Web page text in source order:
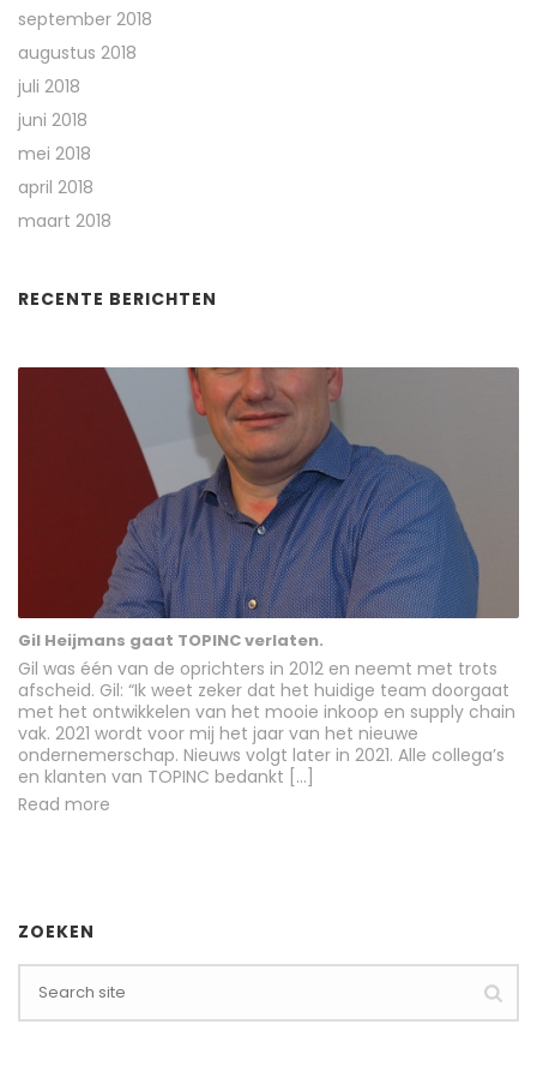
september 2018
augustus 2018
juli 2018
juni 2018
mei 2018
april 2018
maart 2018
RECENTE BERICHTEN
Gil Heijmans gaat TOPINC verlaten.
Gil was één van de oprichters in 2012 en neemt met trots
afscheid. Gil: “Ik weet zeker dat het huidige team doorgaat
met het ontwikkelen van het mooie inkoop en supply chain
vak. 2021 wordt voor mij het jaar van het nieuwe
ondernemerschap. Nieuws volgt later in 2021. Alle collega’s
en klanten van TOPINC bedankt […]
Read more
ZOEKEN